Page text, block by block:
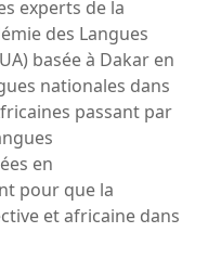
experts de la
des Langues
basée à Dakar en
nationales dans
passant par
en
pour que la
et africaine dans